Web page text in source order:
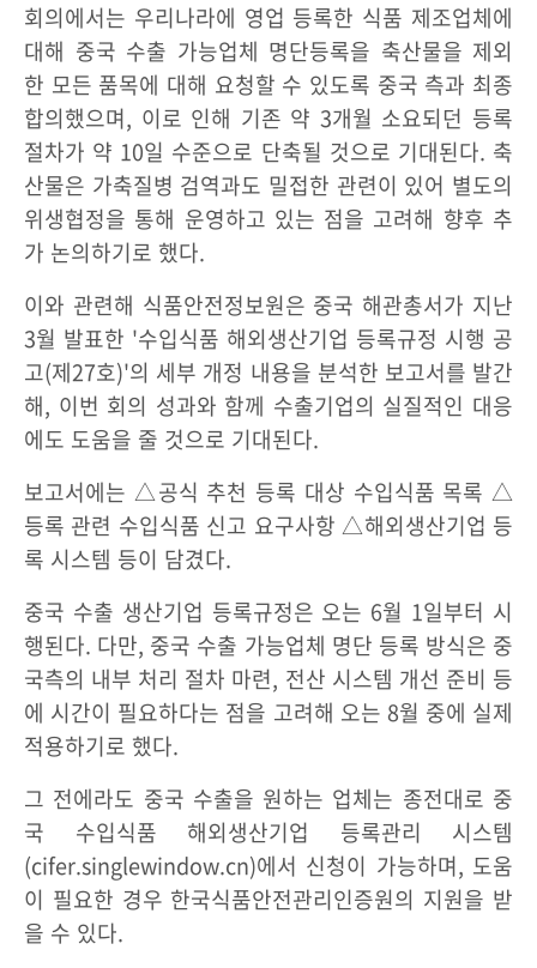
회의에서는 우리나라에 영업 등록한 식품 제조업체에
대해 중국 수출 가능업체 명단등록을 축산물을 제외
한 모든 품목에 대해 요청할 수 있도록 중국 측과 최종
합의했으며, 이로 인해 기존 약 3개월 소요되던 등록
절차가 약 10일 수준으로 단축될 것으로 기대된다. 축
산물은 가축질병 검역과도 밀접한 관련이 있어 별도의
위생협정을 통해 운영하고 있는 점을 고려해 향후 추
가 논의하기로 했다.
이와 관련해 식품안전정보원은 중국 해관총서가 지난
3월 발표한 '수입식품 해외생산기업 등록규정 시행 공
고(제27호)'의 세부 개정 내용을 분석한 보고서를 발간
해, 이번 회의 성과와 함께 수출기업의 실질적인 대응
에도 도움을 줄 것으로 기대된다.
보고서에는 △공식 추천 등록 대상 수입식품 목록 △
등록 관련 수입식품 신고 요구사항 △해외생산기업 등
록 시스템 등이 담겼다.
중국 수출 생산기업 등록규정은 오는 6월 1일부터 시
행된다. 다만, 중국 수출 가능업체 명단 등록 방식은 중
국측의 내부 처리 절차 마련, 전산 시스템 개선 준비 등
에 시간이 필요하다는 점을 고려해 오는 8월 중에 실제
적용하기로 했다.
그 전에라도 중국 수출을 원하는 업체는 종전대로 중
국 수입식품 해외생산기업 등록관리 시스템
(cifer.singlewindow.cn)에서 신청이 가능하며, 도움
이 필요한 경우 한국식품안전관리인증원의 지원을 받
을 수 있다.